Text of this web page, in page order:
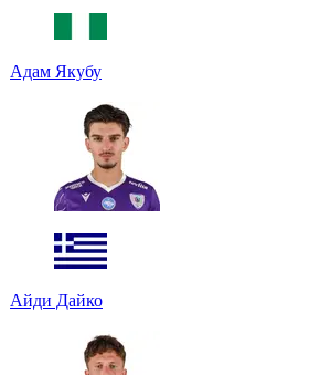
Адам Якубу
Айди Дайко